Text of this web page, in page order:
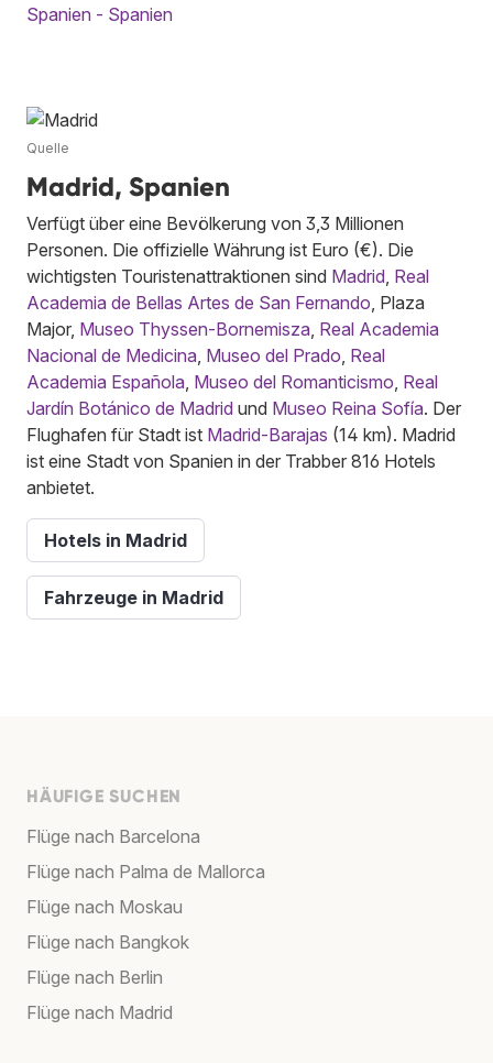
Spanien - Spanien
Quelle
Madrid, Spanien
Verfügt über eine Bevölkerung von 3,3 Millionen
Personen. Die offizielle Währung ist Euro (€). Die
wichtigsten Touristenattraktionen sind Madrid Real
Academia de Bellas Artes de San Fernando , Plaza
Major, Museo Thyssen-Bornemisza Real Academia
Nacional de Medicina Museo del Prado Real
Academia Española Museo del Romanticismo Real
Jardín Botánico de Madrid und Museo Reina Sofía. Der
Flughafen für Stadt ist Madrid-Barajas (14 km). Madrid
ist eine Stadt von Spanien in der Trabber 816 Hotels
anbietet.
Hotels in Madrid
Fahrzeuge in Madrid
HÄUFIGE SUCHEN
Flüge nach Barcelona
Flüge nach Palma de Mallorca
Flüge nach Moskau
Flüge nach Bangkok
Flüge nach Berlin
Flüge nach Madrid